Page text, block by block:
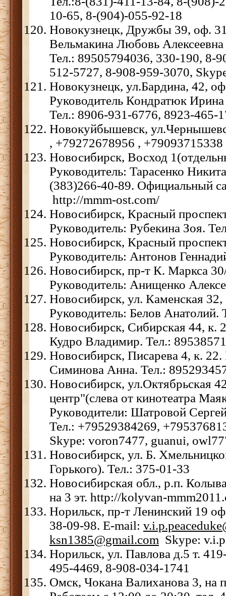
10-65, 8-(904)-055-92-18
Новокузнецк, Дружбы 39, оф.
Вельмакина Любовь Алексеевна
Тел.: 89505794036, 330-190, 8-
512-5727, 8-908-959-3070,
Новокузнецк, ул.Бардина, 42,
Руководитель Кондратюк
Тел.: 8906-931-6776, 8923-465-
Новокуйбышевск,
, +79272678956 , +79093715338
Новосибирск, Восход
Руководитель: Тарасенко
(383)266-40-89. Официальный
http://mmm-ost.com/
Новосибирск, Красный
Руководитель: Рубекина Зоя.
Новосибирск, Красный
Руководитель: Антонов
Новосибирск, пр-т К. Маркса
Руководитель: Анищенко
Новосибирск, ул. Каменская
Руководитель: Белов Анатолий.
Новосибирск, Сибирская 44, к.
Кудро Владимир. Тел.:
Новосибирск, Писарева 4, к. 22.
Симинова Анна. Тел.:
Новосибирск, ул.Октябрьская
центр"(слева от кинотеатра
Руководители: Шатровой
Тел.: +79529384269,
Skype: voron7477, guanui,
Новосибирск, ул. Б.
Горького). Тел.: 375-01-33
Новосибирская обл., р.п.
на 3 эт. http://kolyvan-
Норильск, пр-т Ленинский 19
38-09-98. E-mail:
ksn1385@gmail.com Skype:
Норильск, ул. Павлова д.5 т.
495-4469, 8-908-034-1741
Омск, Чокана Валиханова 3, на